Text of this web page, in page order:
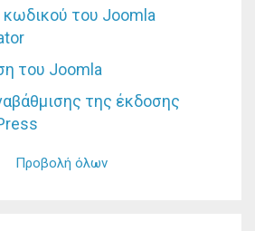
του Joomla
του Joomla
της έκδοσης
Προβολή όλων